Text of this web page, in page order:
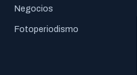
Negocios
Fotoperiodismo